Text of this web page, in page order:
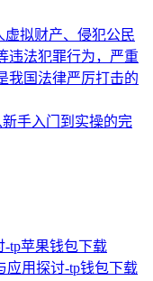
虚拟财产、侵犯公民
违法犯罪行为，严重
我国法律严厉打击的
手入门到实操的完
-tp苹果钱包下载
应用探讨-tp钱包下载